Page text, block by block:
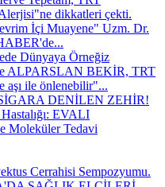
dikkatleri çekti.
İçi Muayene" Uzm. Dr.
Dünyaya Örneğiz
ALPARSLAN BEKİR, TRT
aşı ile önlenebilir"...
DENİLEN ZEHİR!
EVALI
Moleküler Tedavi
Cerrahisi Sempozyumu.